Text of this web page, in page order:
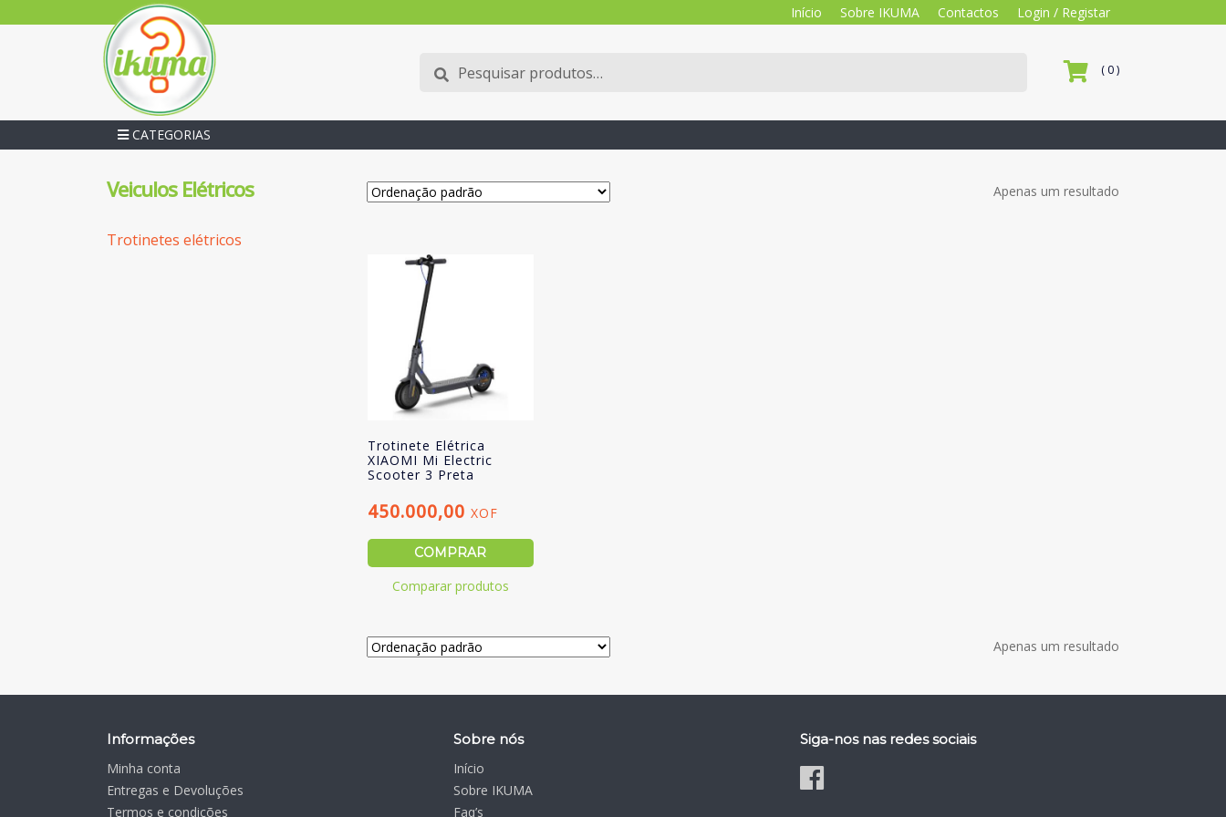
Início Sobre IKUMA Contactos Login / Registar
Pesquisar
por:
Pesquisa ( 0 )
CATEGORIAS
Apenas um resultado
Trotinete Elétrica
XIAOMI Mi Electric
Scooter 3 Preta
450.000,00 XOF
COMPRAR
Comparar produtos
Apenas um resultado
Veiculos Elétricos
Trotinetes elétricos
Informações
Minha conta
Entregas e Devoluções
Termos e condições
Sobre nós
Início
Sobre IKUMA
Faq’s
Siga-nos nas redes sociais